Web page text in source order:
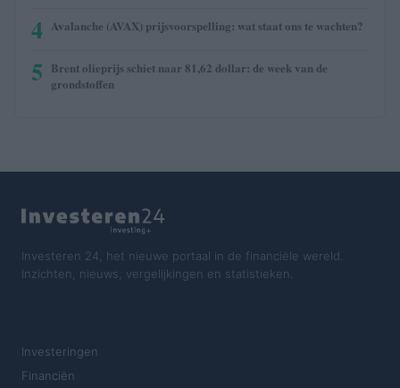
4 Avalanche (AVAX) prijsvoorspelling: wat staat ons te wachten?
5 Brent olieprijs schiet naar 81,62 dollar: de week van de
grondstoffen
Investeren 24, het nieuwe portaal in de financiële wereld.
Inzichten, nieuws, vergelijkingen en statistieken.
Investeringen
Financiën